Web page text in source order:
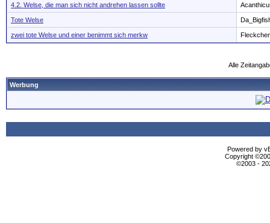
4.2. Welse, die man sich nicht andrehen lassen sollte
Tote Welse
zwei tote Welse und einer benimmt sich merkw
Alle
Werbung
Powered by
Copyright
©2003 -